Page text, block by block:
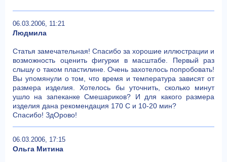
06.03.2006, 11:21
Людмила
Статья замечательная! Спасибо за хорошие иллюстрации и
возможность оценить фигурки в масштабе. Первый раз
слышу о таком пластилине. Очень захотелось попробовать!
Вы упомянули о том, что время и температура зависят от
размера изделия. Хотелось бы уточнить, сколько минут
ушло на запеканке Смешариков? И для какого размера
изделия дана рекомендация 170 С и 10-20 мин?
Спасибо! ЗдОрово!
06.03.2006, 17:15
Ольга Митина